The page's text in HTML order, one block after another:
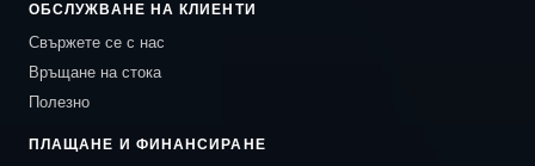
ОБСЛУЖВАНЕ НА КЛИЕНТИ
Свържете се с нас
Връщане на стока
Полезно
ПЛАЩАНЕ И ФИНАНСИРАНЕ